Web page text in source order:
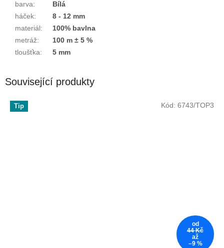
barva:
Bílá
háček:
8 - 12 mm
materiál:
100% bavlna
metráž:
100 m ± 5 %
tloušťka: 5 mm
Související produkty
Tip
od
44 Kč
až
–9 %
Kód: 6743/TOP3